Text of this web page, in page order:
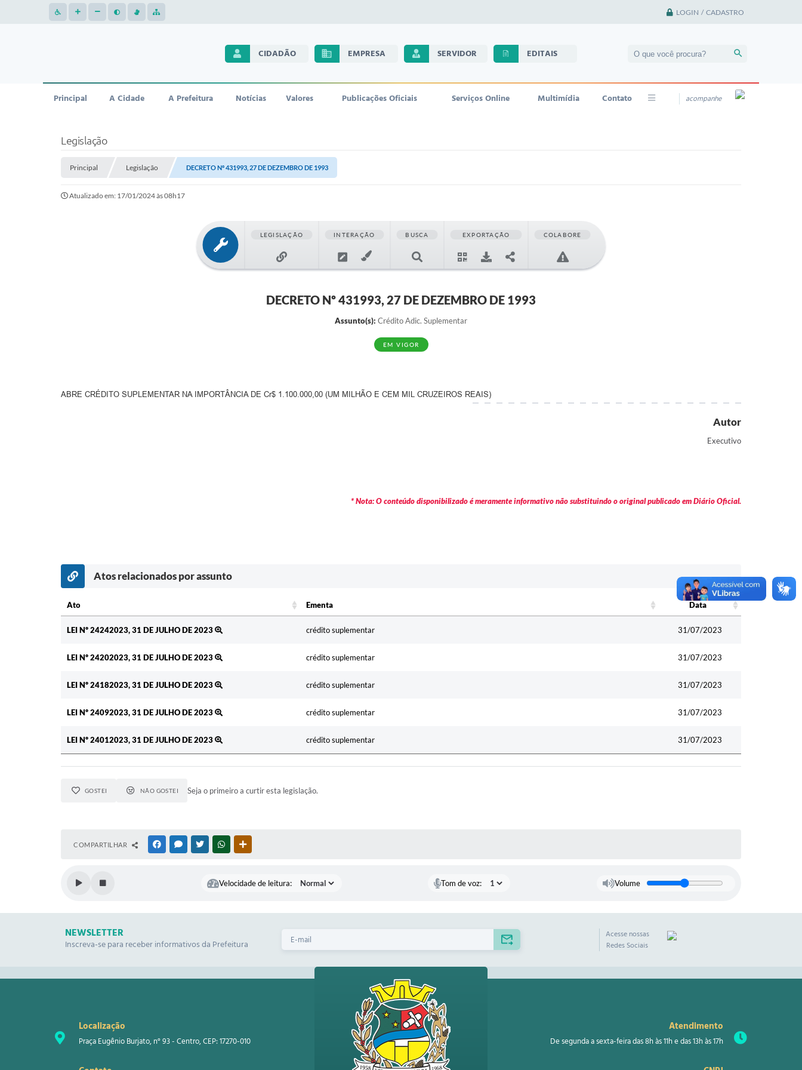
LOGIN / CADASTRO
CIDADÃO EMPRESA SERVIDOR EDITAIS
Principal A Cidade A Prefeitura Notícias Valores Publicações Oficiais Serviços Online Multimídia Contato acompanhe
Legislação
Principal Legislação DECRETO Nº 431993, 27 DE DEZEMBRO DE 1993
Atualizado em: 17/01/2024 às 08h17
LEGISLAÇÃO INTERAÇÃO BUSCA EXPORTAÇÃO COLABORE
DECRETO Nº 431993, 27 DE DEZEMBRO DE 1993
Assunto(s): Crédito Adic. Suplementar
EM VIGOR
ABRE CRÉDITO SUPLEMENTAR NA IMPORTÂNCIA DE Cr$ 1.100.000,00 (UM MILHÃO E CEM MIL CRUZEIROS REAIS)
Autor
Executivo
* Nota: O conteúdo disponibilizado é meramente informativo não substituindo o original publicado em Diário Oficial.
Atos relacionados por assunto
Ato Ementa
Data
LEI Nº 24242023, 31 DE JULHO DE 2023
crédito suplementar 31/07/2023
LEI Nº 24202023, 31 DE JULHO DE 2023 crédito suplementar 31/07/2023
LEI Nº 24182023, 31 DE JULHO DE 2023 crédito suplementar 31/07/2023
LEI Nº 24092023, 31 DE JULHO DE 2023 crédito suplementar 31/07/2023
LEI Nº 24012023, 31 DE JULHO DE 2023 crédito suplementar 31/07/2023
GOSTEI NÃO GOSTEI Seja o primeiro a curtir esta legislação.
COMPARTILHAR FACEBOOKMESSENGER
TWITTERWHATSAPP
Velocidade de leitura: Tom de voz: Volume
NEWSLETTER
Inscreva-se para receber informativos da Prefeitura
Acesse nossas
Redes Sociais
Localização
Praça Eugênio Burjato, n° 93 - Centro, CEP: 17270-010
Atendimento
De segunda a sexta-feira das 8h às 11h e das 13h às 17h